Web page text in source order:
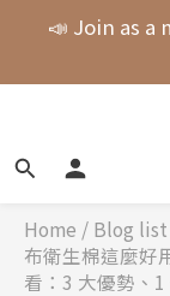
Free
📣 Join as a
New
Home / Blog list
布衛生棉這麼好
看：3 大優勢、